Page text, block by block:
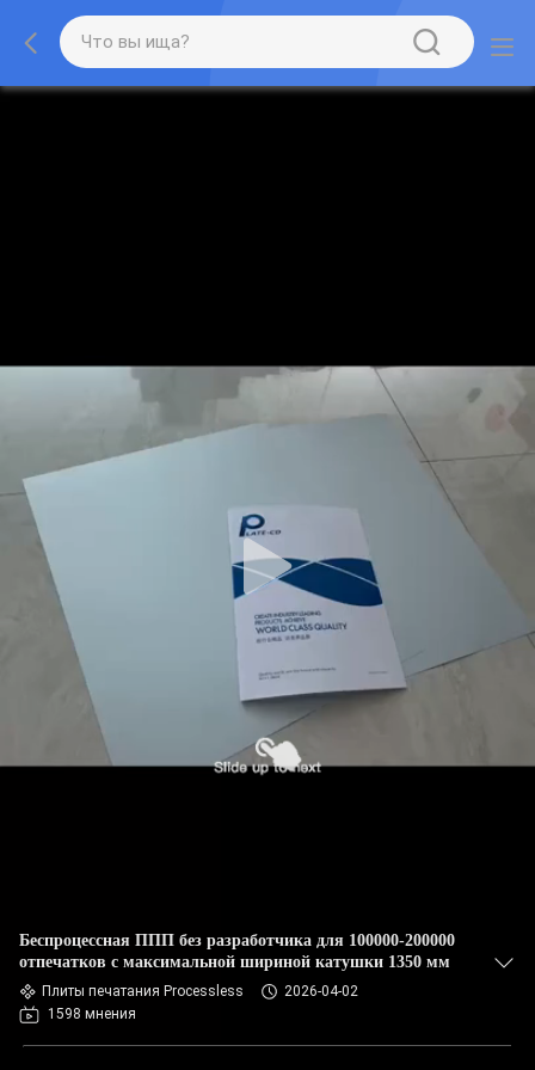
Беспроцессная ППП без разработчика для 100000-200000
отпечатков с максимальной шириной катушки 1350 мм
Плиты печатания Processless
2026-04-02
1598 мнения